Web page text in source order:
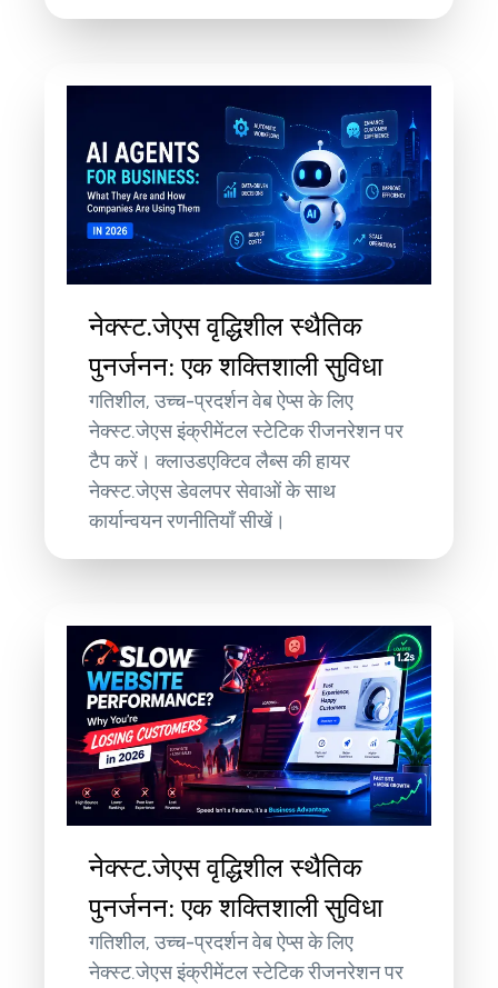
नेक्स्ट.जेएस वृद्धिशील स्थैतिक
पुनर्जनन: एक शक्तिशाली सुविधा
गतिशील, उच्च-प्रदर्शन वेब ऐप्स के लिए
नेक्स्ट.जेएस इंक्रीमेंटल स्टेटिक रीजनरेशन पर
टैप करें। क्लाउडएक्टिव लैब्स की हायर
नेक्स्ट.जेएस डेवलपर सेवाओं के साथ
कार्यान्वयन रणनीतियाँ सीखें।
नेक्स्ट.जेएस वृद्धिशील स्थैतिक
पुनर्जनन: एक शक्तिशाली सुविधा
गतिशील, उच्च-प्रदर्शन वेब ऐप्स के लिए
नेक्स्ट.जेएस इंक्रीमेंटल स्टेटिक रीजनरेशन पर